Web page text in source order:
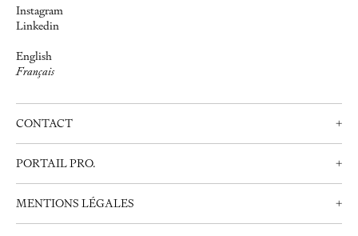
Instagram
Linkedin
English
Français
CONTACT
+
Nous contacter
PORTAIL PRO.
+
Professionnels
Nous contacter
MENTIONS LÉGALES
+
Mentions Légales